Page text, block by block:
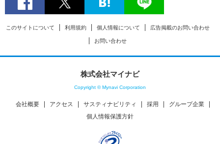
このサイトについて 利用規約 個人情報について 広告掲載のお問い合わせ
お問い合わせ
株式会社マイナビ
Copyright © Mynavi Corporation
会社概要 アクセス サスティナビリティ 採用
グループ企業
個人情報保護方針